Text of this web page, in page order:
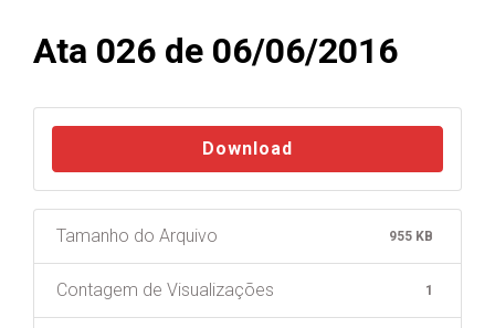
Ata 026 de 06/06/2016
Download
Tamanho do Arquivo 955 KB
Contagem de Visualizações 1